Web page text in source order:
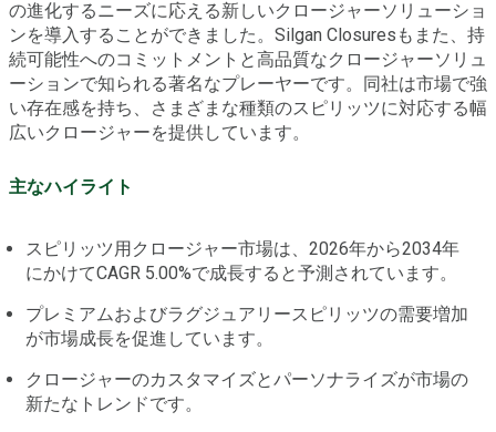
の進化するニーズに応える新しいクロージャーソリューショ
ンを導入することができました。Silgan Closuresもまた、持
続可能性へのコミットメントと高品質なクロージャーソリュ
ーションで知られる著名なプレーヤーです。同社は市場で強
い存在感を持ち、さまざまな種類のスピリッツに対応する幅
広いクロージャーを提供しています。
主なハイライト
スピリッツ用クロージャー市場は、2026年から2034年
にかけてCAGR 5.00%で成長すると予測されています。
プレミアムおよびラグジュアリースピリッツの需要増加
が市場成長を促進しています。
クロージャーのカスタマイズとパーソナライズが市場の
新たなトレンドです。